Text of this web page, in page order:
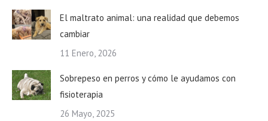
El maltrato animal: una realidad que debemos
cambiar
11 Enero, 2026
Sobrepeso en perros y cómo le ayudamos con
fisioterapia
26 Mayo, 2025